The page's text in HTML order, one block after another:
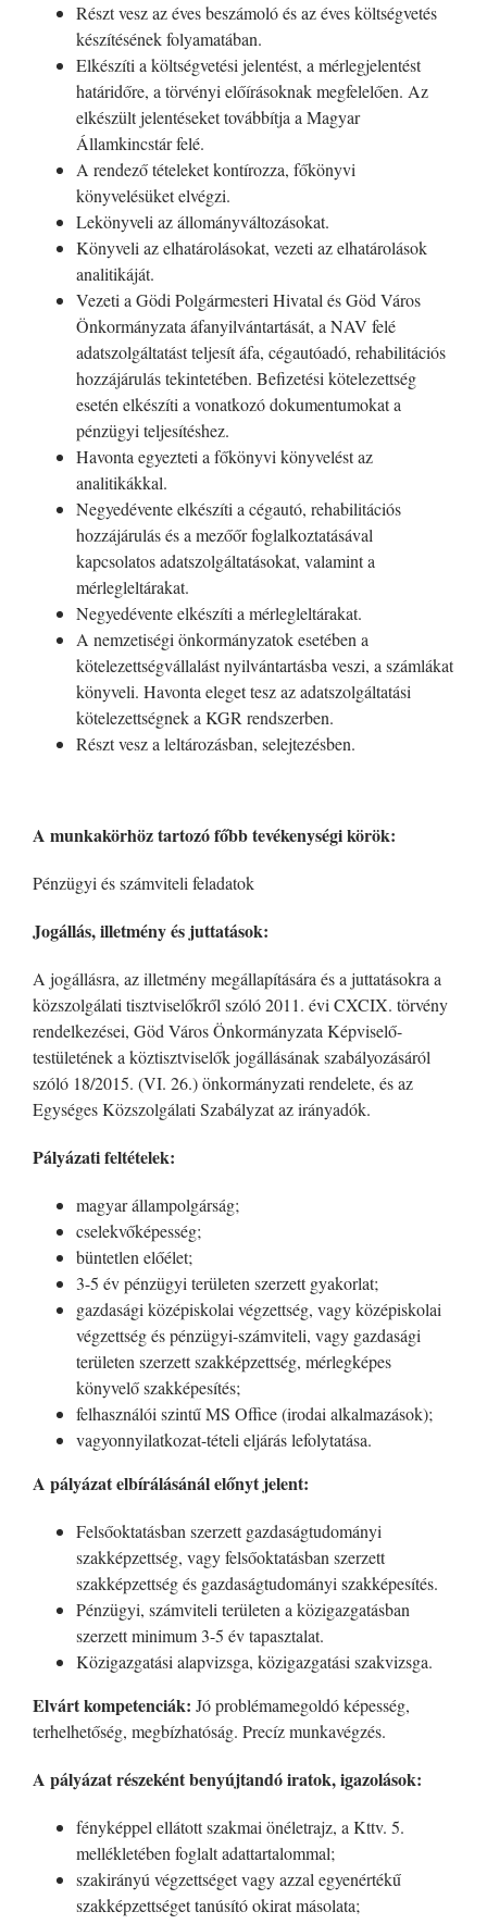
Részt vesz az éves beszámoló és az éves költségvetés
készítésének folyamatában.
Elkészíti a költségvetési jelentést, a mérlegjelentést
határidőre, a törvényi előírásoknak megfelelően. Az
elkészült jelentéseket továbbítja a Magyar
Államkincstár felé.
A rendező tételeket kontírozza, főkönyvi
könyvelésüket elvégzi.
Lekönyveli az állományváltozásokat.
Könyveli az elhatárolásokat, vezeti az elhatárolások
analitikáját.
Vezeti a Gödi Polgármesteri Hivatal és Göd Város
Önkormányzata áfanyilvántartását, a NAV felé
adatszolgáltatást teljesít áfa, cégautóadó, rehabilitációs
hozzájárulás tekintetében. Befizetési kötelezettség
esetén elkészíti a vonatkozó dokumentumokat a
pénzügyi teljesítéshez.
Havonta egyezteti a főkönyvi könyvelést az
analitikákkal.
Negyedévente elkészíti a cégautó, rehabilitációs
hozzájárulás és a mezőőr foglalkoztatásával
kapcsolatos adatszolgáltatásokat, valamint a
mérlegleltárakat.
Negyedévente elkészíti a mérlegleltárakat.
A nemzetiségi önkormányzatok esetében a
kötelezettségvállalást nyilvántartásba veszi, a számlákat
könyveli. Havonta eleget tesz az adatszolgáltatási
kötelezettségnek a KGR rendszerben.
Részt vesz a leltározásban, selejtezésben.
A munkakörhöz tartozó főbb tevékenységi körök:
Pénzügyi és számviteli feladatok
Jogállás, illetmény és juttatások:
A jogállásra, az illetmény megállapítására és a juttatásokra a
közszolgálati tisztviselőkről szóló 2011. évi CXCIX. törvény
rendelkezései, Göd Város Önkormányzata Képviselő-
testületének a köztisztviselők jogállásának szabályozásáról
szóló 18/2015. (VI. 26.) önkormányzati rendelete, és az
Egységes Közszolgálati Szabályzat az irányadók.
Pályázati feltételek:
magyar állampolgárság;
cselekvőképesség;
büntetlen előélet;
3-5 év pénzügyi területen szerzett gyakorlat;
gazdasági középiskolai végzettség, vagy középiskolai
végzettség és pénzügyi-számviteli, vagy gazdasági
területen szerzett szakképzettség, mérlegképes
könyvelő szakképesítés;
felhasználói szintű MS Office (irodai alkalmazások);
vagyonnyilatkozat-tételi eljárás lefolytatása.
A pályázat elbírálásánál előnyt jelent:
Felsőoktatásban szerzett gazdaságtudományi
szakképzettség, vagy felsőoktatásban szerzett
szakképzettség és gazdaságtudományi szakképesítés.
Pénzügyi, számviteli területen a közigazgatásban
szerzett minimum 3-5 év tapasztalat.
Közigazgatási alapvizsga, közigazgatási szakvizsga.
Elvárt kompetenciák: Jó problémamegoldó képesség,
terhelhetőség, megbízhatóság. Precíz munkavégzés.
A pályázat részeként benyújtandó iratok, igazolások:
fényképpel ellátott szakmai önéletrajz, a Kttv. 5.
mellékletében foglalt adattartalommal;
szakirányú végzettséget vagy azzal egyenértékű
szakképzettséget tanúsító okirat másolata;